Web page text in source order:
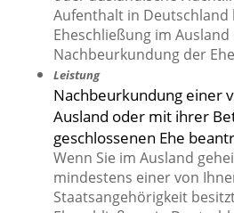
Aufenthalt in Deutschland
Eheschließung im
Nachbeurkundung der
Leistung
Nachbeurkundung einer
Ausland oder mit ihrer
geschlossenen Ehe
Wenn Sie im Ausland
mindestens einer von
Staatsangehörigkeit